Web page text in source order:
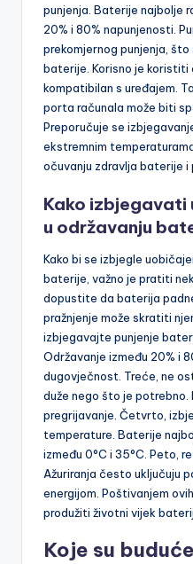
punjenja. Baterije najbolje
20% i 80% napunjenosti.
prekomjernog punjenja,
baterije. Korisno je koristiti
kompatibilan s uređajem.
porta računala može biti
Preporučuje se
ekstremnim
očuvanju zdravlja baterije i
Kako izbjegavati
u održavanju
Kako bi se izbjegle
baterije, važno je pratiti
dopustite da baterija
pražnjenje može skratiti
izbjegavajte punjenje
Održavanje između 20% i
dugovječnost. Treće, ne
duže nego što je potrebno.
pregrijavanje. Četvrto,
temperature. Baterije
između 0°C i 35°C. Peto,
Ažuriranja često uključuju
energijom. Poštivanjem
produžiti životni vijek
Koje su